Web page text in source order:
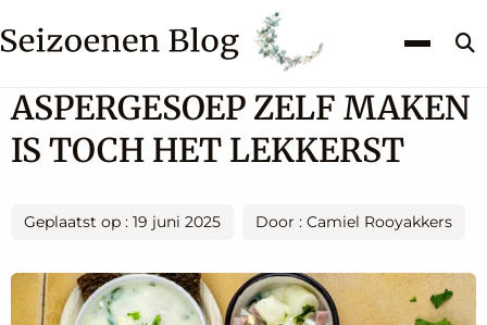
ASPERGESOEP ZELF MAKEN
IS TOCH HET LEKKERST
Geplaatst op : 19 juni 2025 Door : Camiel Rooyakkers